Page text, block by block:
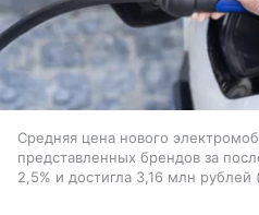
Средняя цена нового
представленных брендов за
2,5% и достигла 3,16 млн рублей